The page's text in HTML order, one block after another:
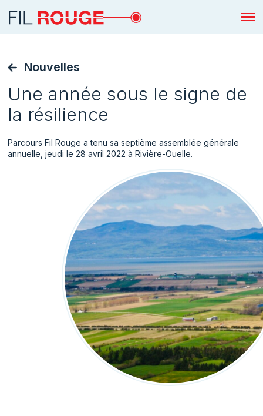
Nouvelles
Une année sous le signe de
la résilience
Parcours Fil Rouge a tenu sa septième assemblée générale
annuelle, jeudi le 28 avril 2022 à Rivière-Ouelle.